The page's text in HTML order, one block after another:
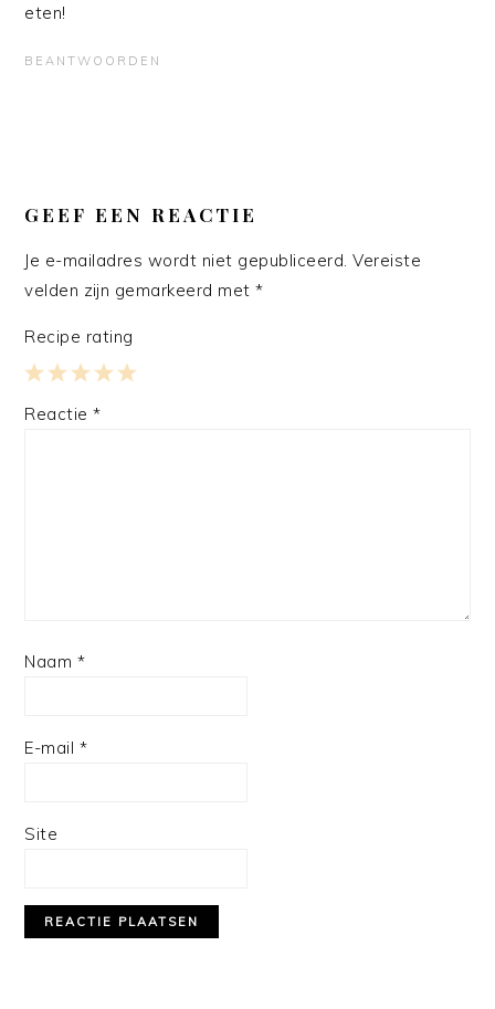
eten!
BEANTWOORDEN
GEEF EEN REACTIE
Je e-mailadres wordt niet gepubliceerd. Vereiste
velden zijn gemarkeerd met*
Recipe rating
4
3
2
1
Reactie*
Naam *
E-mail *
Site